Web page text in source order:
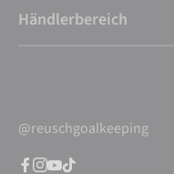
Händlerbereich
@reuschgoalkeeping